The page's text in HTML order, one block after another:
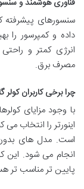
فناوری هوشمند و
سنسورهای پیشرفته
داده و کمپرسور را
انرژی کمتر و
مصرف برق.
چرا برخی کاربران
با وجود مزایای
اینورتر را انتخاب
است. مدل های بدون
انجام می شود. این
پایین تر مناسب تر